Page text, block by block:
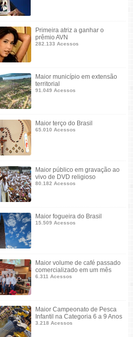
Primeira atriz a ganhar o
prêmio AVN
282.133 Acessos
Maior município em extensão
territorial
91.049 Acessos
Maior terço do Brasil
65.010 Acessos
Maior público em gravação ao
vivo de DVD religioso
80.182 Acessos
Maior fogueira do Brasil
15.509 Acessos
Maior volume de café passado
comercializado em um mês
6.311 Acessos
Maior Campeonato de Pesca
Infantil na Categoria 6 a 9 Anos
3.218 Acessos